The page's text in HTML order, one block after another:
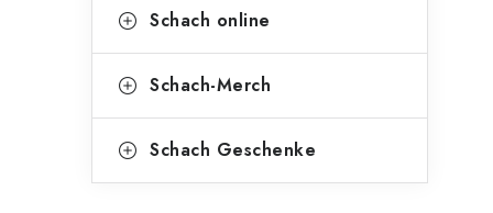
Schach online
Schach-Merch
Schach Geschenke